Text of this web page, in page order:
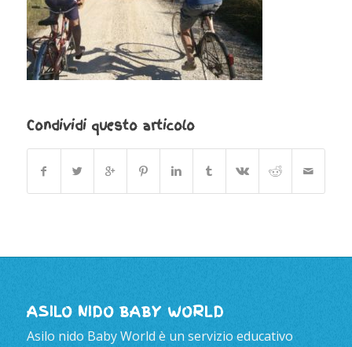
Condividi questo articolo
ASILO NIDO BABY WORLD
Asilo nido Baby World è un servizio educativo